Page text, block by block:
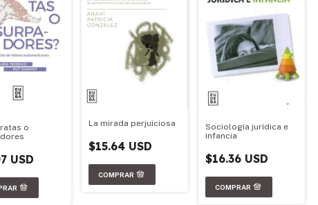
o
USD
La mirada perjuiciosa
$15.64 USD
Sociología jurídica e
infancia
$16.36 USD